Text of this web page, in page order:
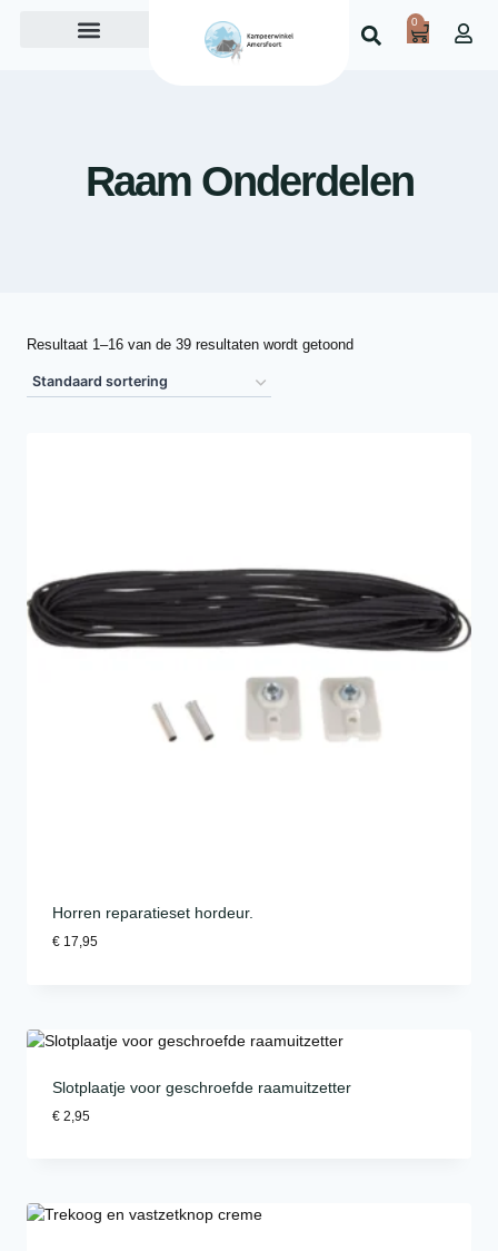
0
Raam Onderdelen
Resultaat 1–16 van de 39 resultaten wordt getoond
Horren reparatieset hordeur.
€ 17,95
Slotplaatje voor geschroefde raamuitzetter
€ 2,95